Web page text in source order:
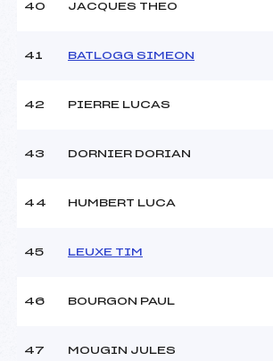
40 JACQUES THEO
41 BATLOGG SIMEON
42 PIERRE LUCAS
43 DORNIER DORIAN
44 HUMBERT LUCA
45 LEUXE TIM
46 BOURGON PAUL
47 MOUGIN JULES